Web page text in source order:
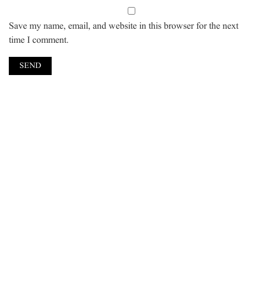
Save my name, email, and website in this browser for the next
time I comment.